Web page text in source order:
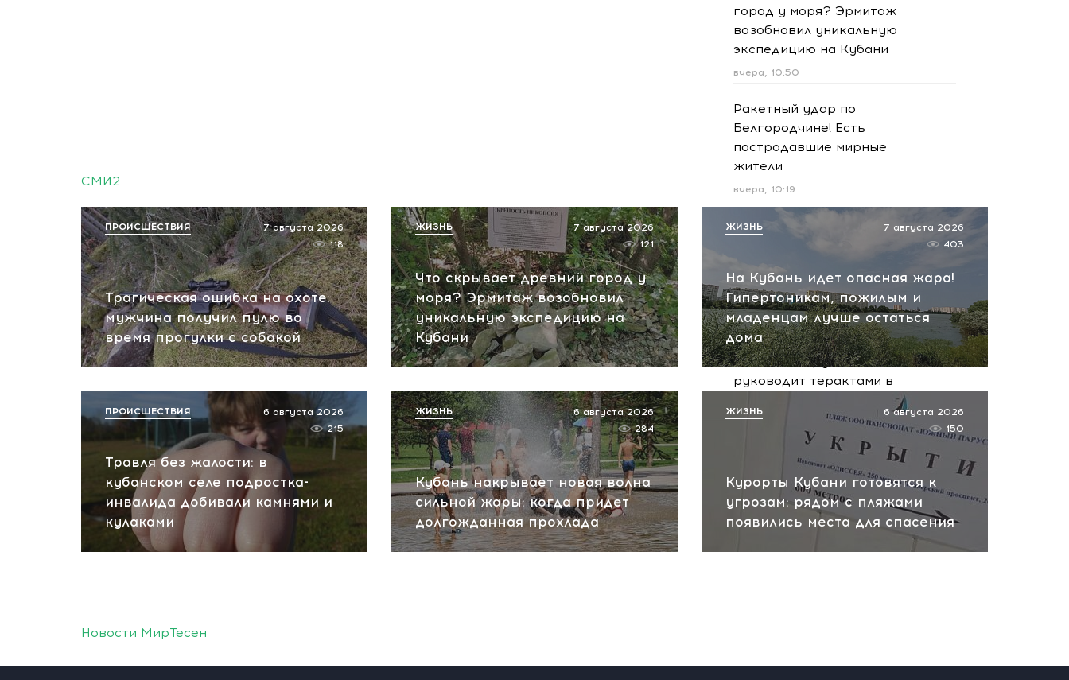
город у моря? Эрмитаж
возобновил уникальную
экспедицию на Кубани
вчера, 10:50
Ракетный удар по
Белгородчине! Есть
пострадавшие мирные
жители
вчера, 10:19
Срочно! В Геленджике и
работает ПВО:
рекомендуется уйти с
пляжей
вчера, 10:13
НАТО планирует и
руководит терактами в
заявление хакеров
СМИ2
Трагическая ошибка на охоте:
мужчина получил пулю во
время прогулки с собакой
7 августа 2026
118
ПРОИСШЕСТВИЯ
Что скрывает древний город у
моря? Эрмитаж возобновил
уникальную экспедицию на
Кубани
7 августа 2026
121
ЖИЗНЬ
На Кубань идет опасная жара!
Гипертоникам, пожилым и
младенцам лучше остаться
дома
7 августа 2026
403
ЖИЗНЬ
Травля без жалости: в
кубанском селе подростка-
инвалида добивали камнями и
кулаками
6 августа 2026
215
ПРОИСШЕСТВИЯ
Кубань накрывает новая волна
сильной жары: когда придет
долгожданная прохлада
6 августа 2026
284
ЖИЗНЬ
Курорты Кубани готовятся к
угрозам: рядом с пляжами
появились места для спасения
6 августа 2026
150
ЖИЗНЬ
Новости МирТесен